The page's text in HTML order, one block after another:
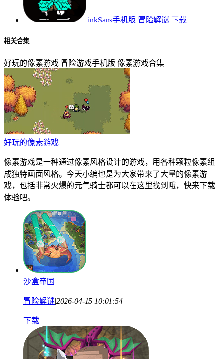
inkSans手机版 冒险解谜 下载
相关合集
好玩的像素游戏 冒险游戏手机版 像素游戏合集
好玩的像素游戏
像素游戏是一种通过像素风格设计的游戏，用各种颗粒像素组
成独特画面风格。今天小编也是为大家带来了大量的像素游
戏，包括非常火爆的元气骑士都可以在这里找到哦，快来下载
体验吧。
沙盒帝国
冒险解谜|2026-04-15 10:01:54
下载